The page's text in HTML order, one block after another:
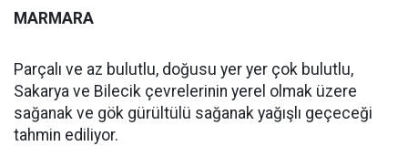
MARMARA
Parçalı ve az bulutlu, doğusu yer yer çok bulutlu,
Sakarya ve Bilecik çevrelerinin yerel olmak üzere
sağanak ve gök gürültülü sağanak yağışlı geçeceği
tahmin ediliyor.